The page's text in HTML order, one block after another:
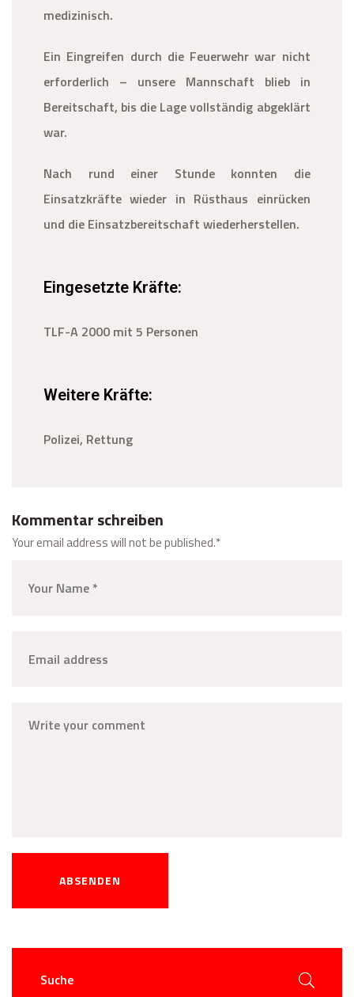
medizinisch.
Ein Eingreifen durch die Feuerwehr war nicht
erforderlich – unsere Mannschaft blieb in
Bereitschaft, bis die Lage vollständig abgeklärt
war.
Nach rund einer Stunde konnten die
Einsatzkräfte wieder in Rüsthaus einrücken
und die Einsatzbereitschaft wiederherstellen.
Eingesetzte Kräfte:
TLF-A 2000 mit 5 Personen
Weitere Kräfte:
Polizei, Rettung
Kommentar schreiben
Your email address will not be published.*
ABSENDEN